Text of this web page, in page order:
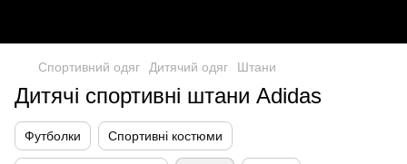
Спортивний одяг Дитячий одяг Штани
Дитячі спортивні штани Adidas
Футболки Спортивні костюми